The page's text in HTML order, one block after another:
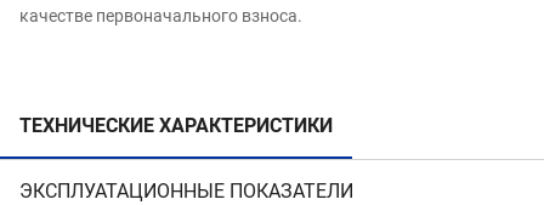
качестве первоначального взноса.
ТЕХНИЧЕСКИЕ ХАРАКТЕРИСТИКИ
ЭКСПЛУАТАЦИОННЫЕ ПОКАЗАТЕЛИ